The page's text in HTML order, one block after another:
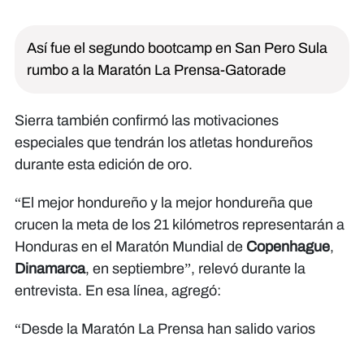
Así fue el segundo bootcamp en San Pero Sula
rumbo a la Maratón La Prensa-Gatorade
Sierra también confirmó las motivaciones
especiales que tendrán los atletas hondureños
durante esta edición de oro.
“El mejor hondureño y la mejor hondureña que
crucen la meta de los 21 kilómetros representarán a
Honduras en el Maratón Mundial de Copenhague,
Dinamarca, en septiembre”, relevó durante la
entrevista. En esa línea, agregó:
“Desde la Maratón La Prensa han salido varios